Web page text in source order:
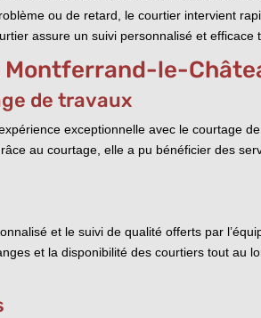
ou de retard, le courtier intervient
assure un suivi personnalisé et efficace
Montferrand-le-
de travaux
exceptionnelle avec le courtage
au courtage, elle a pu bénéficier des
et le suivi de qualité offerts par
et la disponibilité des courtiers tout au